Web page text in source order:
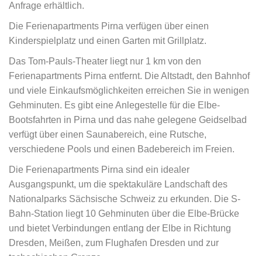
Anfrage erhältlich.
Die Ferienapartments Pirna verfügen über einen
Kinderspielplatz und einen Garten mit Grillplatz.
Das Tom-Pauls-Theater liegt nur 1 km von den
Ferienapartments Pirna entfernt. Die Altstadt, den Bahnhof
und viele Einkaufsmöglichkeiten erreichen Sie in wenigen
Gehminuten. Es gibt eine Anlegestelle für die Elbe-
Bootsfahrten in Pirna und das nahe gelegene Geidselbad
verfügt über einen Saunabereich, eine Rutsche,
verschiedene Pools und einen Badebereich im Freien.
Die Ferienapartments Pirna sind ein idealer
Ausgangspunkt, um die spektakuläre Landschaft des
Nationalparks Sächsische Schweiz zu erkunden. Die S-
Bahn-Station liegt 10 Gehminuten über die Elbe-Brücke
und bietet Verbindungen entlang der Elbe in Richtung
Dresden, Meißen, zum Flughafen Dresden und zur